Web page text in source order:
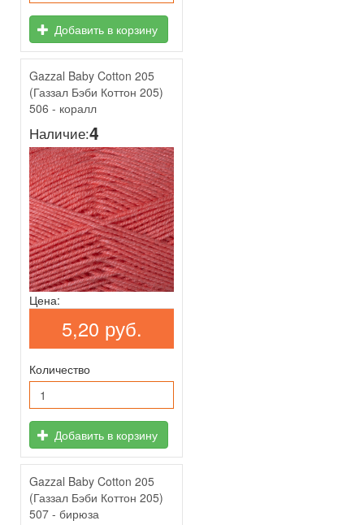
Добавить в корзину
Gazzal Baby Cotton 205
(Газзал Бэби Коттон 205)
506 - коралл
Наличие:4
Цена:
5,20 руб.
Количество
Добавить в корзину
Gazzal Baby Cotton 205
(Газзал Бэби Коттон 205)
507 - бирюза